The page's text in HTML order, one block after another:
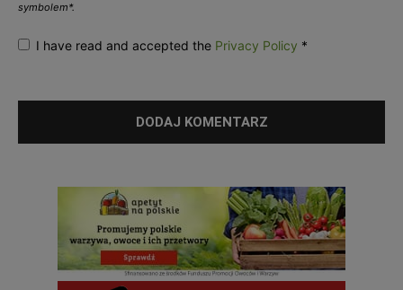
symbolem*.
I have read and accepted the Privacy Policy *